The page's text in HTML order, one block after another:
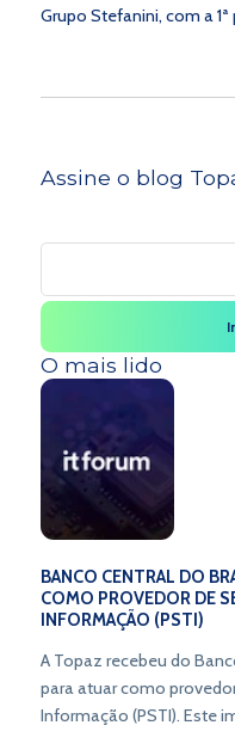
Grupo Stefanini, com a
Assine o blog
O mais lido
BANCO CENTRAL DO
COMO PROVEDOR DE
INFORMAÇÃO (PSTI)
A Topaz recebeu do
para atuar como
Informação (PSTI). Este